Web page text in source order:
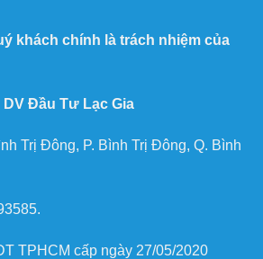
khách chính là trách nhiệm của
DV Đầu Tư Lạc Gia
Trị Đông, P. Bình Trị Đông, Q. Bình
TPHCM cấp ngày 27/05/2020